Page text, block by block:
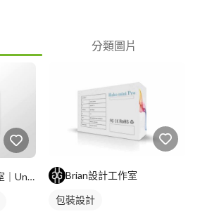
分類圖片
安澤行銷設計工作室｜Unzoned Studio Brian設計工作室
包裝設計